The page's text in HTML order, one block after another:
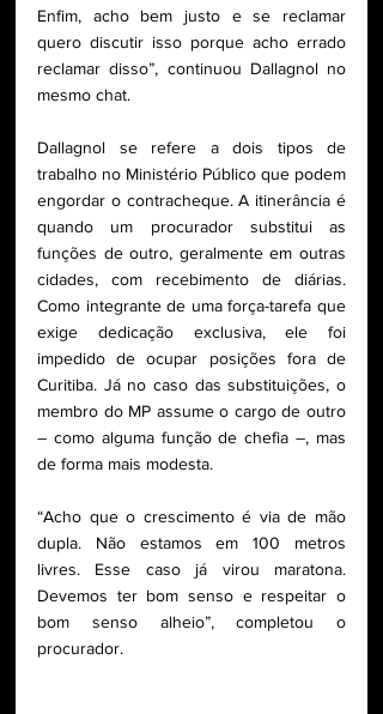
Enfim, acho bem justo e se reclamar
quero discutir isso porque acho errado
reclamar disso”, continuou Dallagnol no
mesmo chat.
Dallagnol se refere a dois tipos de
trabalho no Ministério Público que podem
engordar o contracheque. A itinerância é
quando um procurador substitui as
funções de outro, geralmente em outras
cidades, com recebimento de diárias.
Como integrante de uma força-tarefa que
exige dedicação exclusiva, ele foi
impedido de ocupar posições fora de
Curitiba. Já no caso das substituições, o
membro do MP assume o cargo de outro
– como alguma função de chefia –, mas
de forma mais modesta.
“Acho que o crescimento é via de mão
dupla. Não estamos em 100 metros
livres. Esse caso já virou maratona.
Devemos ter bom senso e respeitar o
bom senso alheio”, completou o
procurador.